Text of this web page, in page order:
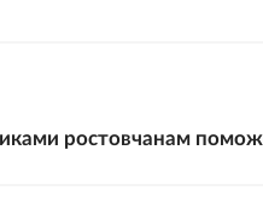
ростовчанам